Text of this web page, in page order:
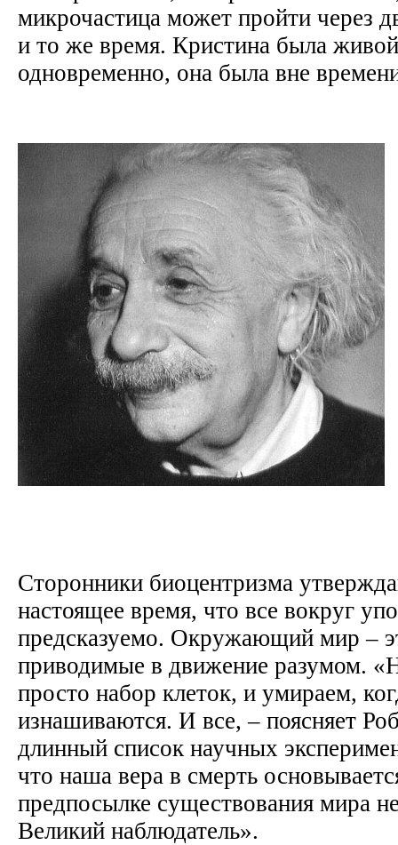
микрочастица может пройти через
и то же время. Кристина была
одновременно, она была вне
Сторонники биоцентризма
настоящее время, что все вокруг
предсказуемо. Окружающий мир –
приводимые в движение разумом.
просто набор клеток, и умираем,
изнашиваются. И все, – поясняет
длинный список научных
что наша вера в смерть
предпосылке существования мира
Великий наблюдатель».